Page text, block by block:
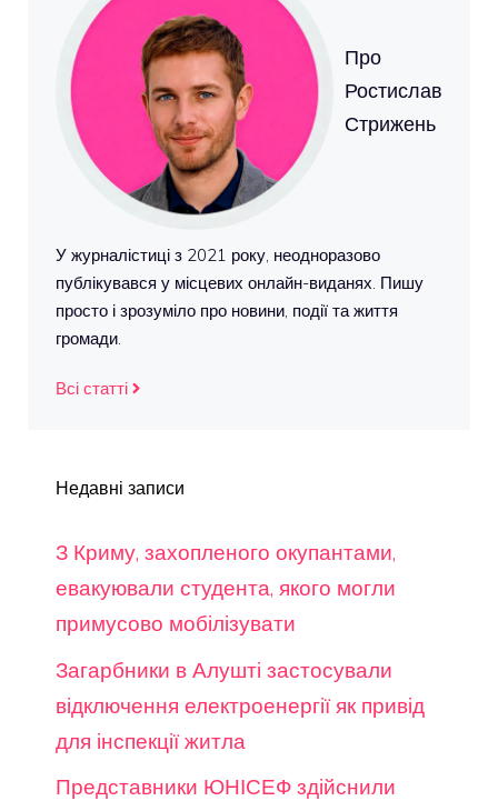
Про
Ростислав
Стрижень
У журналістиці з 2021 року, неодноразово
публікувався у місцевих онлайн-виданях. Пишу
просто і зрозуміло про новини, події та життя
громади.
Всі статті
Недавні записи
З Криму, захопленого окупантами,
евакуювали студента, якого могли
примусово мобілізувати
Загарбники в Алушті застосували
відключення електроенергії як привід
для інспекції житла
Представники ЮНІСЕФ здійснили